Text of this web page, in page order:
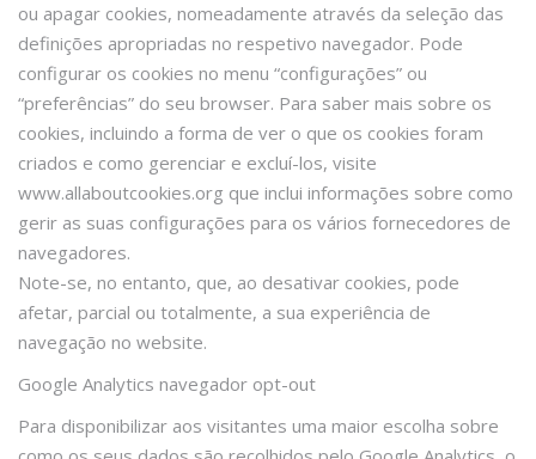
ou apagar cookies, nomeadamente através da seleção das
definições apropriadas no respetivo navegador. Pode
configurar os cookies no menu “configurações” ou
“preferências” do seu browser. Para saber mais sobre os
cookies, incluindo a forma de ver o que os cookies foram
criados e como gerenciar e excluí-los, visite
www.allaboutcookies.org que inclui informações sobre como
gerir as suas configurações para os vários fornecedores de
navegadores.
Note-se, no entanto, que, ao desativar cookies, pode
afetar, parcial ou totalmente, a sua experiência de
navegação no website.
Google Analytics navegador opt-out
Para disponibilizar aos visitantes uma maior escolha sobre